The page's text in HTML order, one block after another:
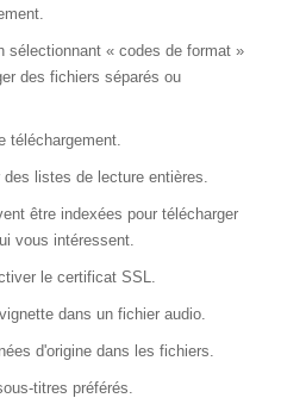
sélectionnant « codes de format »
des fichiers séparés ou
téléchargement.
listes de lecture entières.
être indexées pour télécharger
vous intéressent.
le certificat SSL.
dans un fichier audio.
d'origine dans les fichiers.
titres préférés.